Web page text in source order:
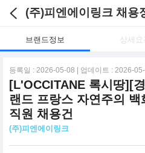
(주)피엔에이링크 채용
브랜드정보 상세요
등록일 : 2026-05-08 | 업데이트 : 2026-
[L'OCCITANE 록시땅][
랜드 프랑스 자연주의
직원 채용건
(주)피엔에이링크